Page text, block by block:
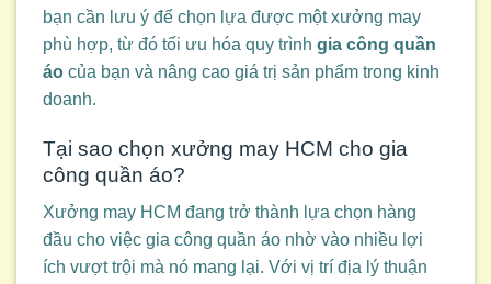
bạn cần lưu ý để chọn lựa được một xưởng may
phù hợp, từ đó tối ưu hóa quy trình gia công quần
áo của bạn và nâng cao giá trị sản phẩm trong kinh
doanh.
Tại sao chọn xưởng may HCM cho gia
công quần áo?
Xưởng may HCM đang trở thành lựa chọn hàng
đầu cho việc gia công quần áo nhờ vào nhiều lợi
ích vượt trội mà nó mang lại. Với vị trí địa lý thuận